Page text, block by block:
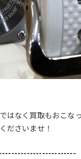
はなく買取もおこなっ
ださいませ！